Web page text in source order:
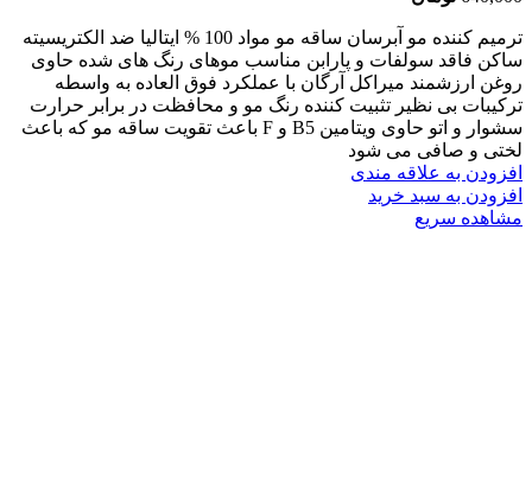
ترمیم کننده مو آبرسان ساقه مو مواد 100 % ایتالیا ضد الکتریسیته
ساکن فاقد سولفات و پارابن مناسب موهای رنگ های شده حاوی
روغن ارزشمند میراکل آرگان با عملکرد فوق العاده به واسطه
ترکیبات بی نظیر تثبیت کننده رنگ مو و محافظت در برابر حرارت
سشوار و اتو حاوی ویتامین B5 و F باعث تقویت ساقه مو که باعث
لختی و صافی می شود
افزودن به علاقه مندی
افزودن به سبد خرید
مشاهده سریع